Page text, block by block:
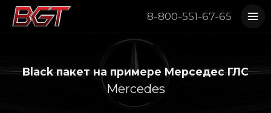
Black пакет на примере Мерседес ГЛС
Mercedes
8-800-551-67-65